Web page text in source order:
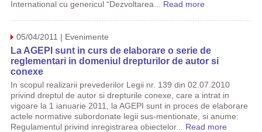
International cu genericul “Dezvoltarea... Read more
05/04/2011 | Evenimente
La AGEPI sunt in curs de elaborare o serie de
reglementari in domeniul drepturilor de autor si
conexe
In scopul realizarii prevederilor Legii nr. 139 din 02.07.2010
privind dreptul de autor si drepturile conexe, care a intrat in
vigoare la 1 ianuarie 2011, la AGEPI sunt in proces de elaborare
actele normative subordonate legii sus-mentionate, si anume:
Regulamentul privind inregistrarea obiectelor... Read more